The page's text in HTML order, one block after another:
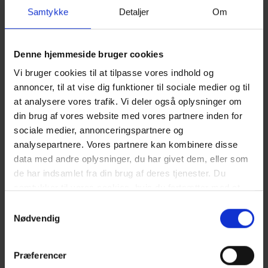
Samtykke Detaljer Om
Denne hjemmeside bruger cookies
Vi bruger cookies til at tilpasse vores indhold og
annoncer, til at vise dig funktioner til sociale medier og til
at analysere vores trafik. Vi deler også oplysninger om
din brug af vores website med vores partnere inden for
sociale medier, annonceringspartnere og
analysepartnere. Vores partnere kan kombinere disse
data med andre oplysninger, du har givet dem, eller som
de har indsamlet fra din brug af deres tjenester. Du
Nødvendig
Præferencer
El forbrug afregnes efter aflæsning.
Vandforbrug er inklusiv i prisen.
Rengøring er inklusiv i prisen.
med 2 enkeltsenge (á 90x200 cm)
Det er muligt at låne barneseng og højstol fra kontoret.
Sengelinned er ikke inkluderet men kan tilkøbes.
Gratis adgang til Varde Badeland i 2026.
NÆRMESTE INDKØB:
ferieboligen.
OFFENTLIG TRANSPORT:
Gæsterne siger
Hus